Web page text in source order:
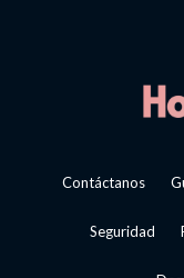
Contáctanos
Seguridad